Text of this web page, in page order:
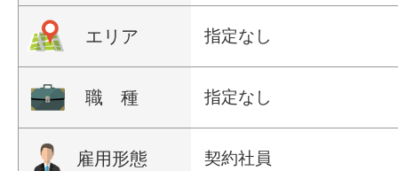
エリア 指定なし
職 種 指定なし
雇用形態 契約社員